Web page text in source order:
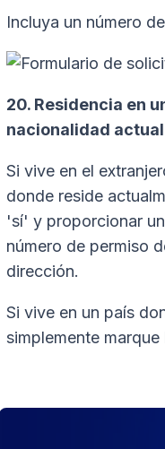
Incluya un número
20. Residencia en
nacionalidad actual
Si vive en el
donde reside
'sí' y proporcionar
número de permiso
dirección.
Si vive en un país
simplemente